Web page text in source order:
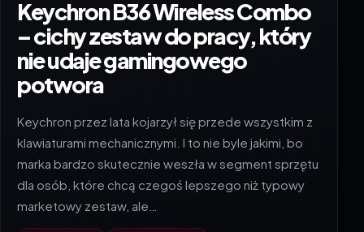
Keychron B36 Wireless Combo
– cichy zestaw do pracy, który
nie udaje gamingowego
potwora
Keychron przez lata kojarzył się przede wszystkim z
klawiaturami mechanicznymi. I to nie byle jakimi, bo
marka bardzo skutecznie weszła w segment sprzętu
dla osób, które chcą czegoś lepszego niż typowy
marketowy zestaw, ale…